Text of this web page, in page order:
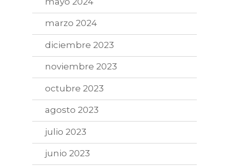
marzo 2024
diciembre 2023
noviembre 2023
octubre 2023
agosto 2023
julio 2023
junio 2023